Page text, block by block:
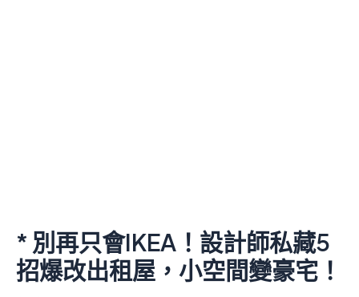
* 別再只會IKEA！設計師私藏5
招爆改出租屋，小空間變豪宅！